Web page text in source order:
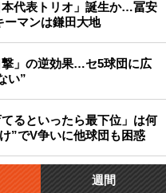
代表トリオ」誕生か…冨安
ーマンは鎌田大地
」の逆効果…セ5球団に広
い”
るといったら最下位」は何
”でV争いに他球団も困惑
週間